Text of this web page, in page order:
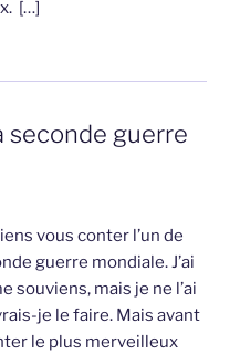
[…]
seconde guerre
vous conter l’un de
guerre mondiale. J’ai
souviens, mais je ne l’ai
je le faire. Mais avant
le plus merveilleux